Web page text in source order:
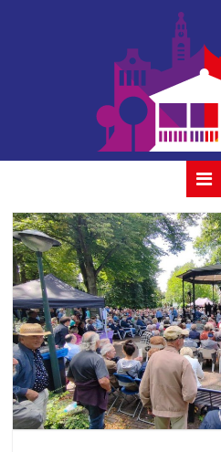
the-red-
juli-